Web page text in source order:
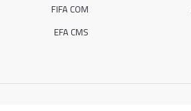
FIFA COM
EFA CMS